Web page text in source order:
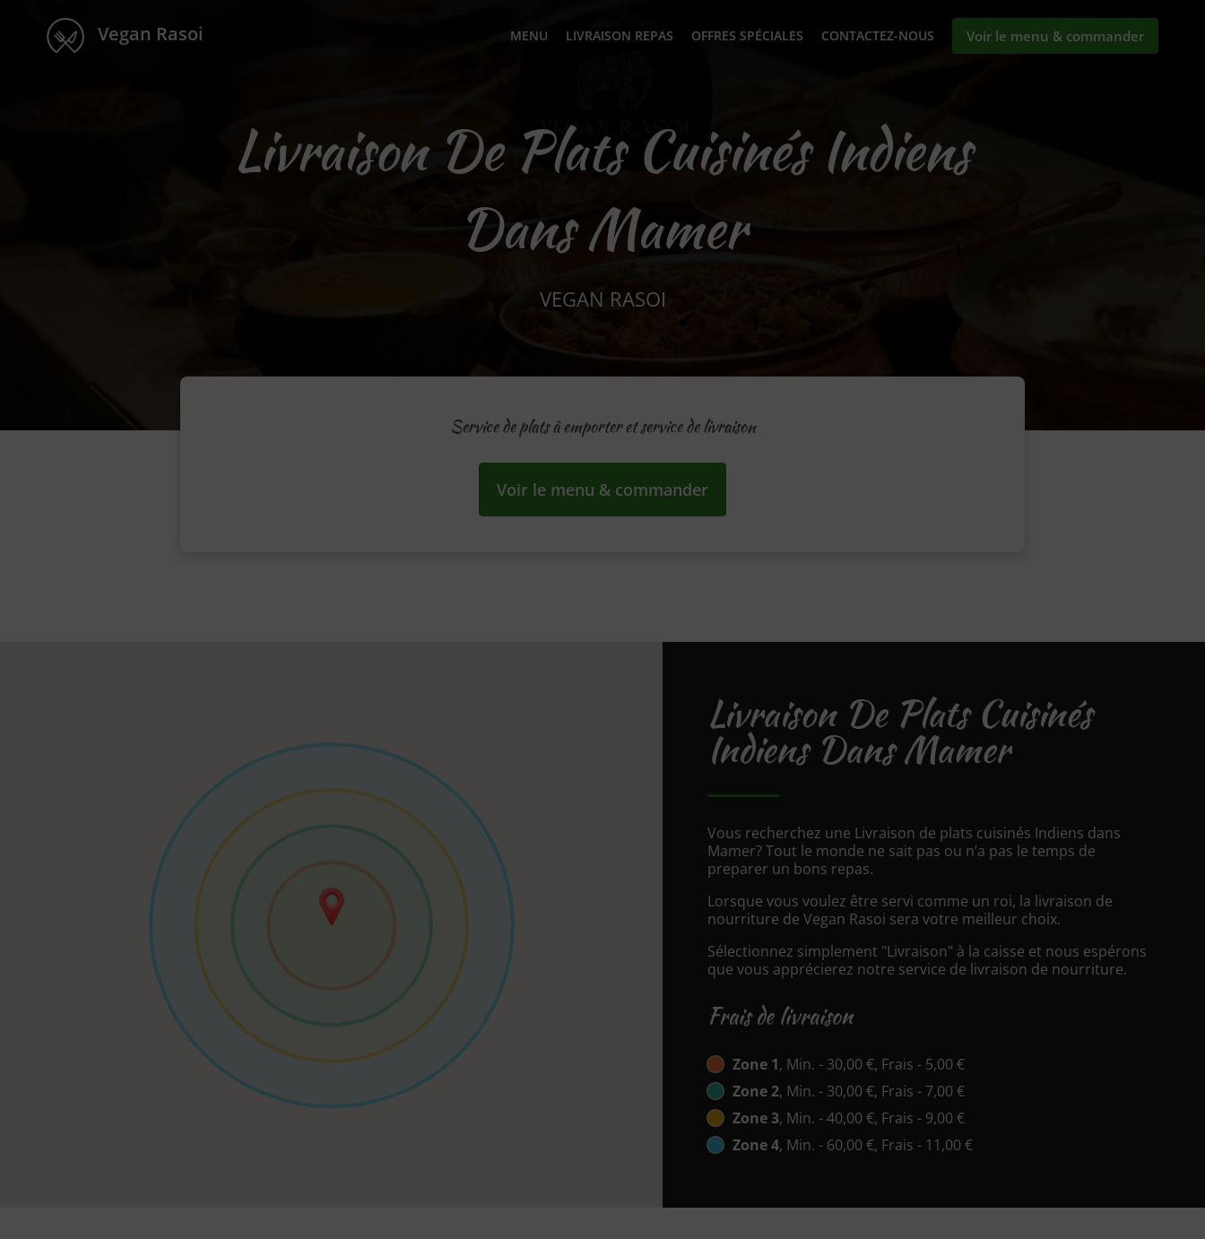
Vegan Rasoi MENU LIVRAISON REPAS OFFRES SPÉCIALES CONTACTEZ-NOUS Voir le menu & commander
Livraison De Plats Cuisinés Indiens
Dans Mamer
VEGAN RASOI
Service de plats à emporter et service de livraison
Voir le menu & commander
Livraison De Plats Cuisinés
Indiens Dans Mamer
Vous recherchez une Livraison de plats cuisinés Indiens dans
Mamer? Tout le monde ne sait pas ou n’a pas le temps de
preparer un bons repas.
Lorsque vous voulez être servi comme un roi, la livraison de
nourriture de Vegan Rasoi sera votre meilleur choix.
Sélectionnez simplement "Livraison" à la caisse et nous espérons
que vous apprécierez notre service de livraison de nourriture.
Frais de livraison
Zone 1, Min. - 30,00 €, Frais - 5,00 €
Zone 2, Min. - 30,00 €, Frais - 7,00 €
Zone 3, Min. - 40,00 €, Frais - 9,00 €
Zone 4, Min. - 60,00 €, Frais - 11,00 €